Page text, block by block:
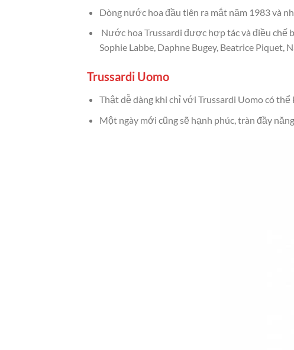
Dòng nước hoa đầu tiên ra mắt năm 1983 và
Nước hoa Trussardi được hợp tác và điều chế
Sophie Labbe, Daphne Bugey, Beatrice Piquet,
Trussardi Uomo
Thật dễ dàng khi chỉ với Trussardi Uomo có
Một ngày mới cũng sẽ hạnh phúc, tràn đầy